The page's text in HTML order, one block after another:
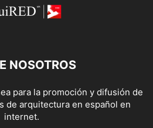
NOSOTROS
para la promoción y difusión de
de arquitectura en español en
internet.